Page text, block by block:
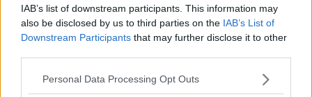
IAB’s list of downstream participants. This information may
also be disclosed by us to third parties on the IAB’s List of
Downstream Participants that may further disclose it to other
Please note that this website/app uses one or more Google
Personal Data Processing Opt Outs
Beslutet överklagades och nu har frågan avgjorts i
Danmarks motsvarighet till Högsta domstolen. Enligt
beslagtas – och det kan dem. Nu blir Ferrarin statlig